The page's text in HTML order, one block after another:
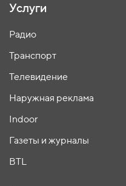
Услуги
Радио
Транспорт
Телевидение
Наружная реклама
Indoor
Газеты и журналы
BTL